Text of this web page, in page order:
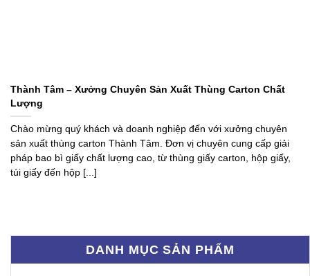
DANH MỤC SẢN PHẨM
Thành Tâm – Xưởng Chuyên Sản Xuất Thùng Carton Chất
Lượng
Chào mừng quý khách và doanh nghiệp đến với xưởng chuyên
sản xuất thùng carton Thành Tâm. Đơn vị chuyên cung cấp giải
pháp bao bì giấy chất lượng cao, từ thùng giấy carton, hộp giấy,
túi giấy đến hộp [...]